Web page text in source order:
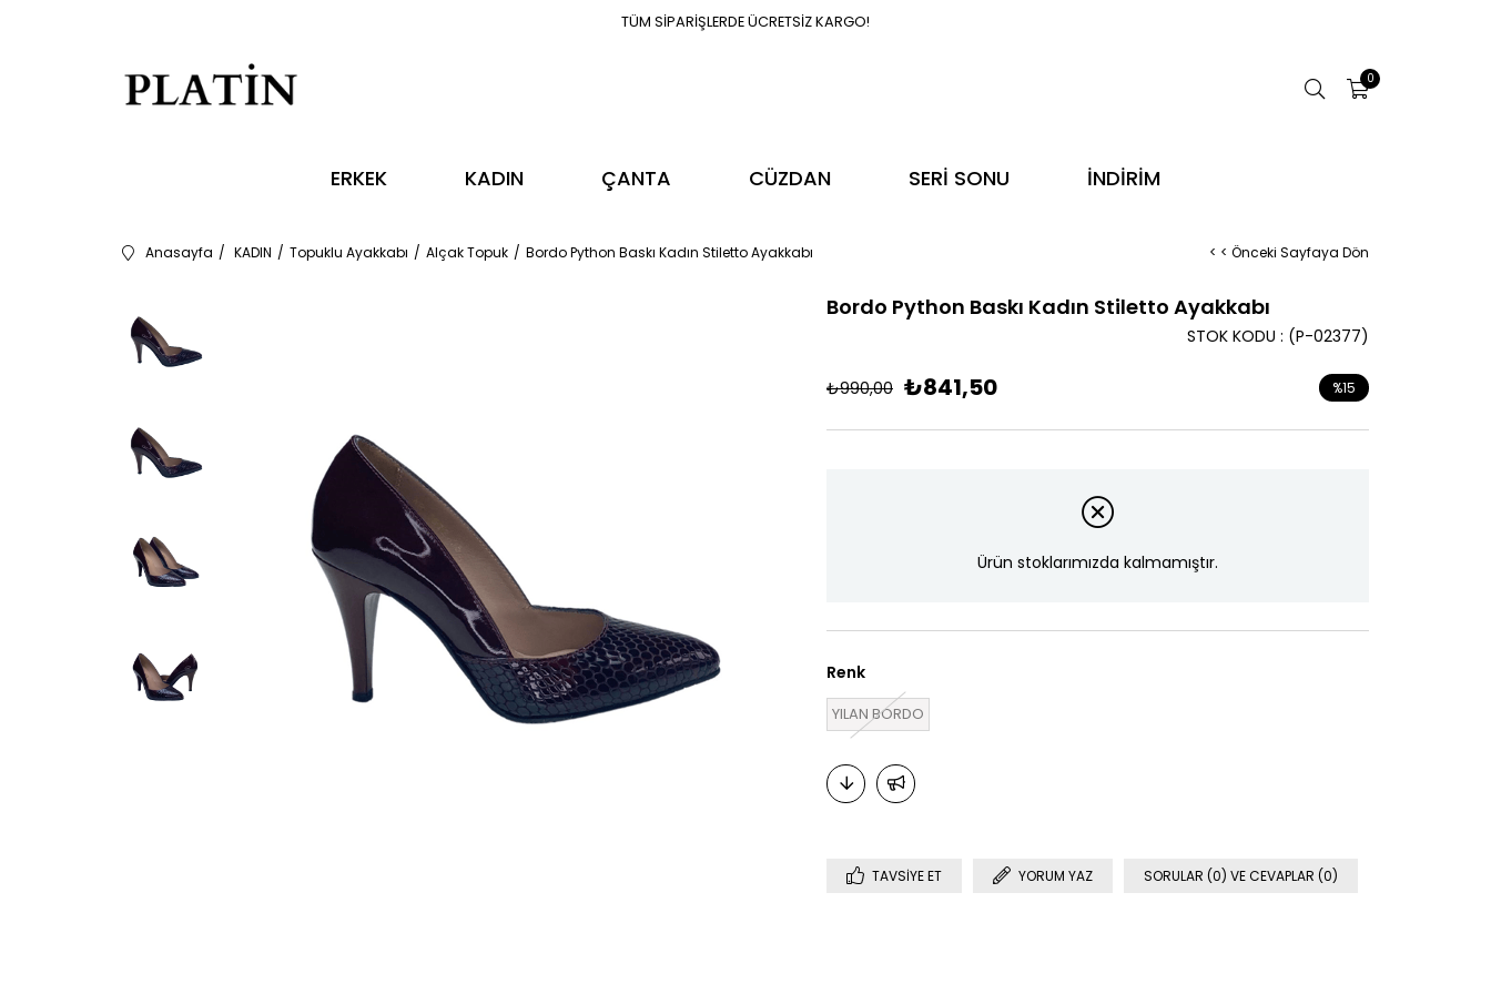
TÜM SİPARİŞLERDE ÜCRETSİZ KARGO!
0
ERKEK KADIN ÇANTA CÜZDAN SERİ SONU İNDİRİM
Anasayfa KADIN Topuklu Ayakkabı Alçak Topuk Bordo Python Baskı Kadın Stiletto Ayakkabı < < Önceki Sayfaya Dön
Bordo Python Baskı Kadın Stiletto Ayakkabı
(P-02377)
STOK KODU
₺990,00 ₺841,50 %15
Ürün stoklarımızda kalmamıştır.
Renk
YILAN BORDO
TAVSIYE ET YORUM YAZ SORULAR (0) VE CEVAPLAR (0)